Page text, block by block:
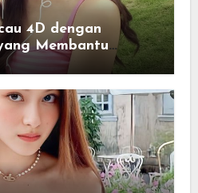
4D dengan
Membantu
Secara